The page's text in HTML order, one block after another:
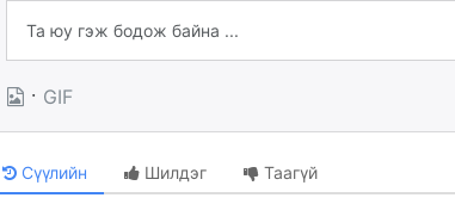
· GIF
Сүүлийн Шилдэг Таагүй